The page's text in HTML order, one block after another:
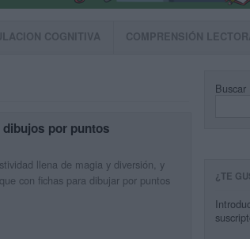
COGNITIVA COMPRENSIÓN
por puntos
llena de magia y diversión, y
con fichas para dibujar por puntos
Buscar
¿TE